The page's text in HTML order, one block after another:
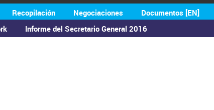
Informe del Secretario General 2016
Recopilación Negociaciones Documentos [EN]